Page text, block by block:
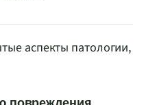
аспекты патологии,